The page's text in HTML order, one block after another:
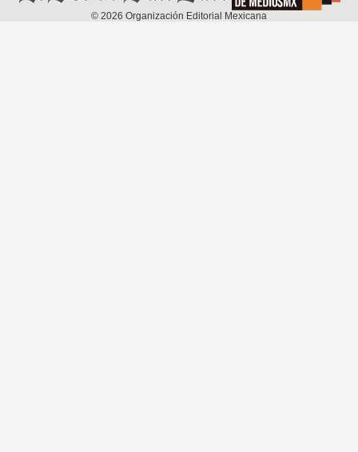
© 2026 Organización Editorial Mexicana